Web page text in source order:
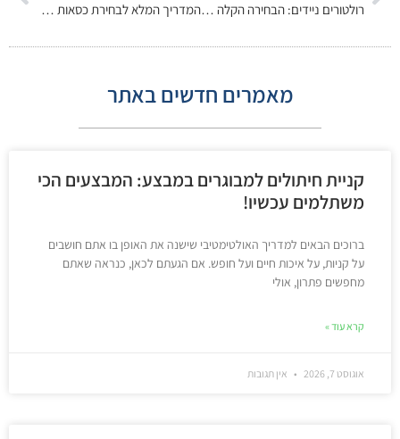
רולטורים ניידים: הבחירה הקלה והנוחה ביותר לנשיאה המדריך המלא לבחירת כסאות גלגלים חשמליים: כל מה שצריך לדעת
מאמרים חדשים באתר
קניית חיתולים למבוגרים במבצע: המבצעים הכי
משתלמים עכשיו!
ברוכים הבאים למדריך האולטימטיבי שישנה את האופן בו אתם חושבים
על קניות, על איכות חיים ועל חופש. אם הגעתם לכאן, כנראה שאתם
מחפשים פתרון, אולי
קרא עוד »
אוגוסט 7, 2026 אין תגובות